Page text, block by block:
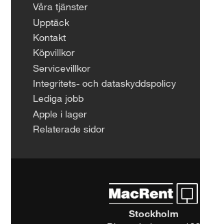
Våra tjänster
Upptäck
Kontakt
Köpvillkor
Servicevillkor
Integritets- och dataskyddspolicy
Lediga jobb
Apple i lager
Relaterade sidor
Stockholm